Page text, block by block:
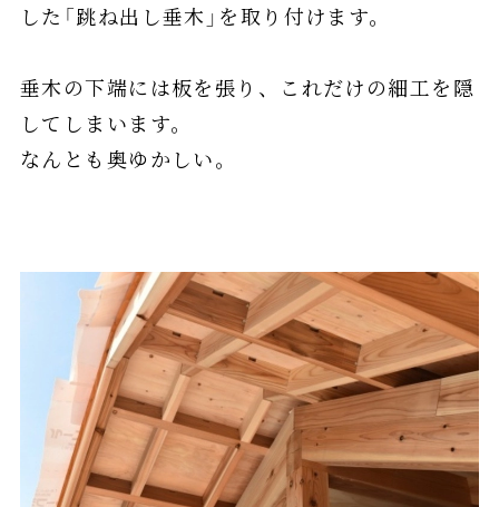
した「跳ね出し垂木」を取り付けます。
垂木の下端には板を張り、これだけの細工を隠
してしまいます。
なんとも奥ゆかしい。